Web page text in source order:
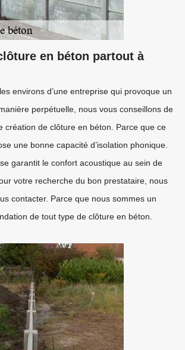
en béton partout à
environs d’une entreprise qui provoque un
perpétuelle, nous vous conseillons de
création de clôture en béton. Parce que ce
une bonne capacité d’isolation phonique.
garantit le confort acoustique au sein de
votre recherche du bon prestataire, nous
contacter. Parce que nous sommes un
de tout type de clôture en béton.